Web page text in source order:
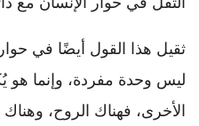
ثقيل هذا القول أيضًا في
ليس وحدة مفردة، وإنما هو
الأخرى، فهناك الروح،